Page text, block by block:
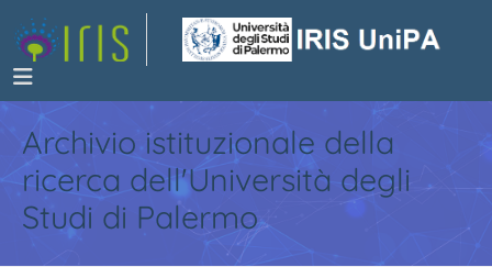
Archivio istituzionale della
ricerca dell'Università degli
Studi di Palermo